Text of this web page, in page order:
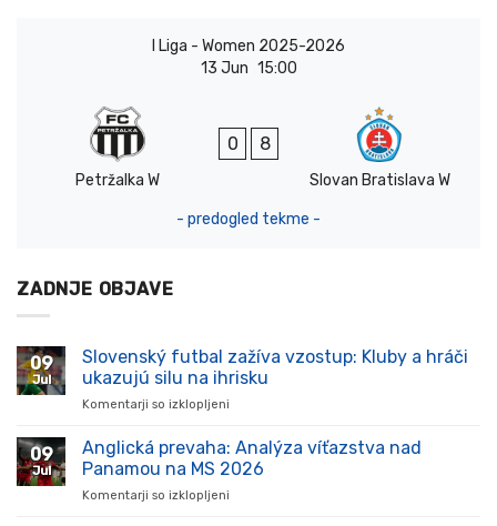
I Liga - Women 2025-2026
13 Jun 15:00
Petržalka W
0 8
Slovan Bratislava W
- predogled tekme -
ZADNJE OBJAVE
09
Jul
Slovenský futbal zažíva vzostup: Kluby a hráči
ukazujú silu na ihrisku
Komentarji so izklopljeni
futbal
zažíva
09
Jul
Anglická prevaha: Analýza víťazstva nad
Panamou na MS 2026
Komentarji so izklopljeni